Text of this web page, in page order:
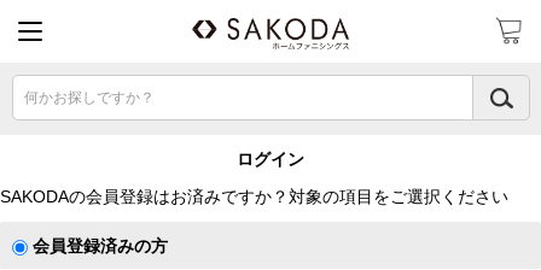
何かお探しですか？
ログイン
SAKODAの会員登録はお済みですか？対象の項目をご選択ください
会員登録済みの方